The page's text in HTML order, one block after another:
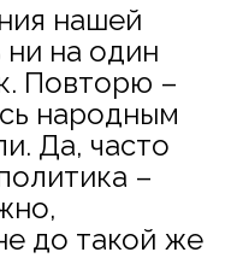
нашей
на один
Повторю –
народным
Да, часто
–
до такой же